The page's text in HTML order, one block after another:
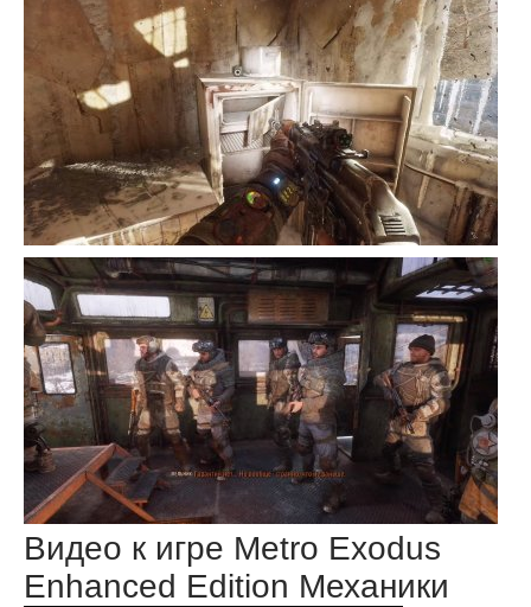
Видео к игре Metro Exodus
Enhanced Edition Механики